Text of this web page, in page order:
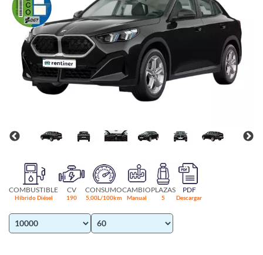
COMBUSTIBLE
Híbrido Diésel
CV
190
CONSUMO
5,00L/100km
CAMBIO
Manual
PLAZAS
5
PDF
Descargar